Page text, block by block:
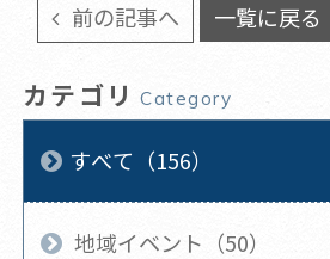
前の記事へ 一覧に戻る
カテゴリ Category
すべて（156）
地域イベント（50）